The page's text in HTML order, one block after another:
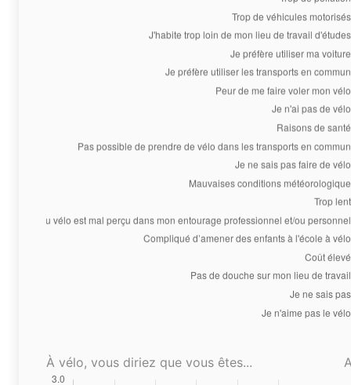
À vélo, vous diriez que vous êtes...